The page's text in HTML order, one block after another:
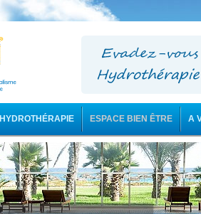
HYDROTHÉRAPIE ESPACE BIEN ÊTRE A